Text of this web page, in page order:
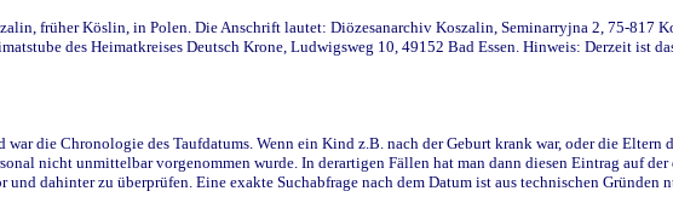
früher Köslin, in Polen. Die Anschrift lautet: Diözesanarchiv Koszalin, Seminarryjna 2, 75-817
des Heimatkreises Deutsch Krone, Ludwigsweg 10, 49152 Bad Essen. Hinweis: Derzeit ist
die Chronologie des Taufdatums. Wenn ein Kind z.B. nach der Geburt krank war, oder die
nicht unmittelbar vorgenommen wurde. In derartigen Fällen hat man dann diesen Eintrag auf
dahinter zu überprüfen. Eine exakte Suchabfrage nach dem Datum ist aus technischen Gründen